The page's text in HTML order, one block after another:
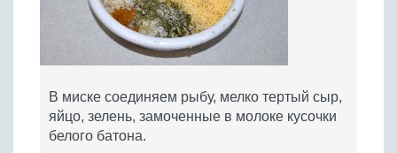
В миске соединяем рыбу, мелко тертый сыр,
яйцо, зелень, замоченные в молоке кусочки
белого батона.